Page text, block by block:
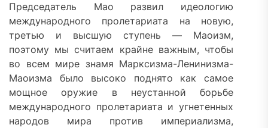
Председатель Мао развил идеологию
международного пролетариата на новую,
третью и высшую ступень — Маоизм,
поэтому мы считаем крайне важным, чтобы
во всем мире знамя Марксизма-Ленинизма-
Маоизма было высоко поднято как самое
мощное оружие в неустанной борьбе
международного пролетариата и угнетенных
народов мира против империализма,